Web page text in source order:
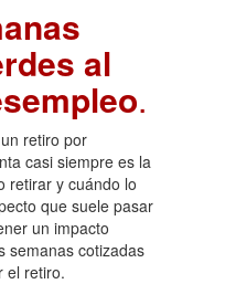
al
.
retiro por
casi siempre es la
retirar y cuándo lo
que suele pasar
un impacto
semanas cotizadas
el retiro.